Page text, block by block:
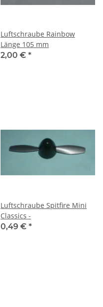
Luftschraube Rainbow
Länge 105 mm
2,00 € *
Luftschraube Spitfire Mini
Classics -
0,49 € *